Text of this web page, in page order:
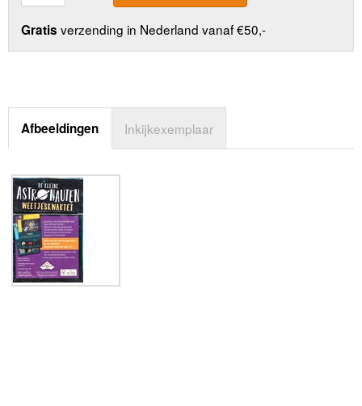
Gratis verzending in Nederland vanaf €50,-
Afbeeldingen Inkijkexemplaar